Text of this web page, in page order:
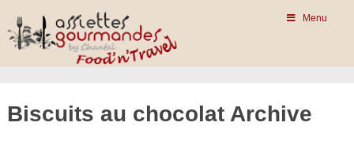
Menu
Biscuits au chocolat Archive